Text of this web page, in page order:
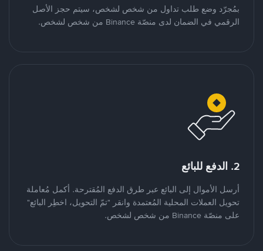
بمُجرّد وضع طلب تداول من شخص لشخص، سيتم حجز الأصل
الرقمي في الضمان لدى منصّة Binance من شخص لشخص.
2. الدفع للبائع
أرسل الأموال إلى البائع عبر طرق الدفع المُقترحة. أكمل مُعاملة
تحويل العملات المحلية المُعتمدة وانقر "تمّ التحويل، اخطِر البائع"
على منصّة Binance من شخص لشخص.